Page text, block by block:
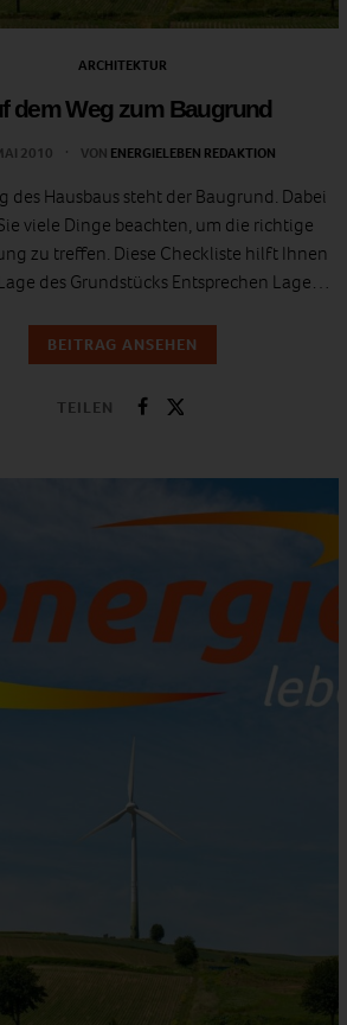
ARCHITEKTUR
dem Weg zum Baugrund
2010 VON ENERGIELEBEN REDAKTION
des Hausbaus steht der Baugrund. Dabei
viele Dinge beachten, um die richtige
zu treffen. Diese Checkliste hilft Ihnen
des Grundstücks Entsprechen Lage…
BEITRAG ANSEHEN
TEILEN